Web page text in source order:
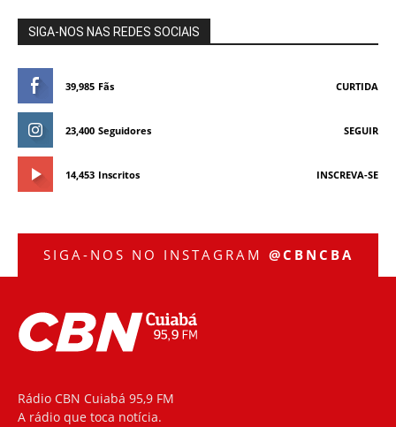
SIGA-NOS NAS REDES SOCIAIS
39,985 Fãs CURTIDA
23,400 Seguidores SEGUIR
14,453 Inscritos INSCREVA-SE
SIGA-NOS NO INSTAGRAM @CBNCBA
Rádio CBN Cuiabá 95,9 FM
A rádio que toca notícia.